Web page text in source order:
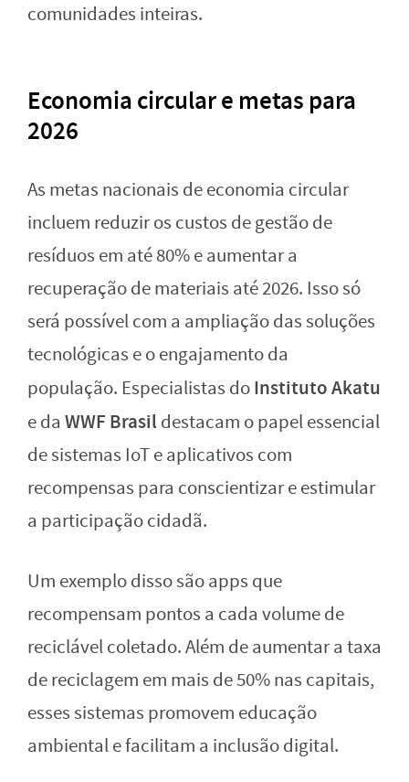
comunidades inteiras.
Economia circular e metas para
2026
As metas nacionais de economia circular
incluem reduzir os custos de gestão de
resíduos em até 80% e aumentar a
recuperação de materiais até 2026. Isso só
será possível com a ampliação das soluções
tecnológicas e o engajamento da
população. Especialistas doInstituto Akatu
e da WWF Brasil destacam o papel essencial
de sistemas IoT e aplicativos com
recompensas para conscientizar e estimular
a participação cidadã.
Um exemplo disso são apps que
recompensam pontos a cada volume de
reciclável coletado. Além de aumentar a taxa
de reciclagem em mais de 50% nas capitais,
esses sistemas promovem educação
ambiental e facilitam a inclusão digital.